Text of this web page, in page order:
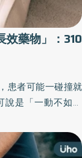
效藥物」：310
患者可能一碰撞就
是「一動不如一
後，不僅日常生活
的凝血因子濃度，